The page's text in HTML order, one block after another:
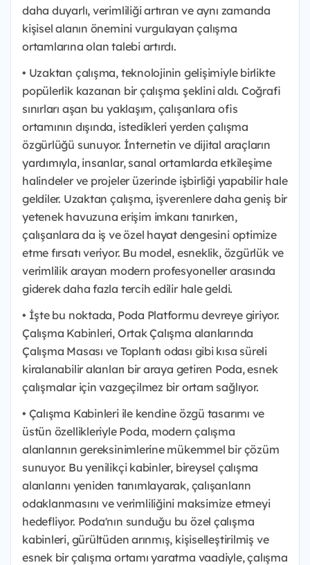
daha duyarlı, verimliliği artıran ve aynı zamanda
kişisel alanın önemini vurgulayan çalışma
ortamlarına olan talebi artırdı.
• Uzaktan çalışma, teknolojinin gelişimiyle birlikte
popülerlik kazanan bir çalışma şeklini aldı. Coğrafi
sınırları aşan bu yaklaşım, çalışanlara ofis
ortamının dışında, istedikleri yerden çalışma
özgürlüğü sunuyor. İnternetin ve dijital araçların
yardımıyla, insanlar, sanal ortamlarda etkileşime
halindeler ve projeler üzerinde işbirliği yapabilir hale
geldiler. Uzaktan çalışma, işverenlere daha geniş bir
yetenek havuzuna erişim imkanı tanırken,
çalışanlara da iş ve özel hayat dengesini optimize
etme fırsatı veriyor. Bu model, esneklik, özgürlük ve
verimlilik arayan modern profesyoneller arasında
giderek daha fazla tercih edilir hale geldi.
• İşte bu noktada, Poda Platformu devreye giriyor.
Çalışma Kabinleri, Ortak Çalışma alanlarında
Çalışma Masası ve Toplantı odası gibi kısa süreli
kiralanabilir alanları bir araya getiren Poda, esnek
çalışmalar için vazgeçilmez bir ortam sağlıyor.
• Çalışma Kabinleri ile kendine özgü tasarımı ve
üstün özellikleriyle Poda, modern çalışma
alanlarının gereksinimlerine mükemmel bir çözüm
sunuyor. Bu yenilikçi kabinler, bireysel çalışma
alanlarını yeniden tanımlayarak, çalışanların
odaklanmasını ve verimliliğini maksimize etmeyi
hedefliyor. Poda'nın sunduğu bu özel çalışma
kabinleri, gürültüden arınmış, kişiselleştirilmiş ve
esnek bir çalışma ortamı yaratma vaadiyle, çalışma